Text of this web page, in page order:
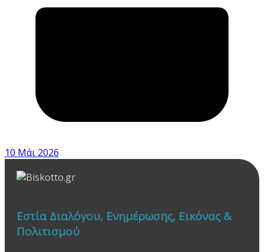
10 Μάι 2026
Εστία Διαλόγου, Ενημέρωσης, Εικόνας &
Πολιτισμού